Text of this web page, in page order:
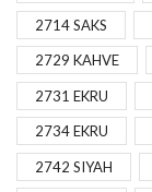
2714 SAKS
2729 KAHVE
2731 EKRU
2734 EKRU
2742 SIYAH